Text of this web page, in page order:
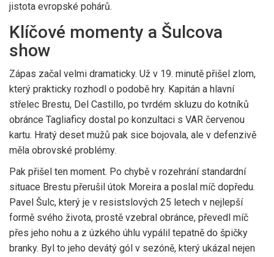
jistota evropské pohárů.
Klíčové momenty a Šulcova
show
Zápas začal velmi dramaticky. Už v 19. minutě přišel zlom,
který prakticky rozhodl o podobě hry. Kapitán a hlavní
střelec Brestu, Del Castillo, po tvrdém skluzu do kotníků
obránce Tagliaficy dostal po konzultaci s VAR červenou
kartu. Hratý deset mužů pak sice bojovala, ale v defenzivě
měla obrovské problémy.
Pak přišel ten moment. Po chybě v rozehrání standardní
situace Brestu přerušil útok Moreira a poslal míč dopředu.
Pavel Šulc, který je v resistslových 25 letech v nejlepší
formě svého života, prostě vzebral obránce, převedl míč
přes jeho nohu a z úzkého úhlu vypálil tepatně do špičky
branky. Byl to jeho devátý gól v sezóně, který ukázal nejen